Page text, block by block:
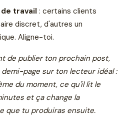
travail : certains clients
discret, d'autres un
Aligne-toi.
de publier ton prochain post,
page sur ton lecteur idéal :
du moment, ce qu'il lit le
et ça change la
que tu produiras ensuite.